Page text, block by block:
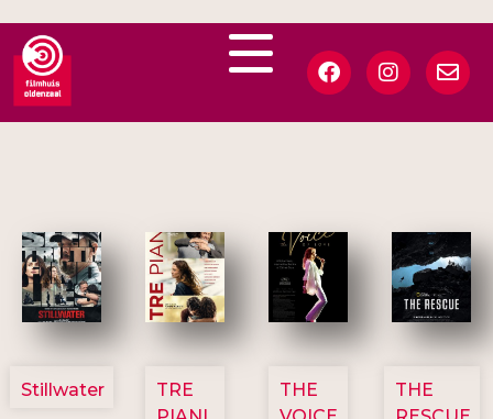
3123
Stillwater
3129
TRE
3135
THE
3148
THE